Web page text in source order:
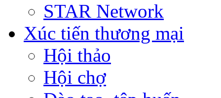
STAR Network
Xúc tiến thương mại
Hội thảo
Hội chợ